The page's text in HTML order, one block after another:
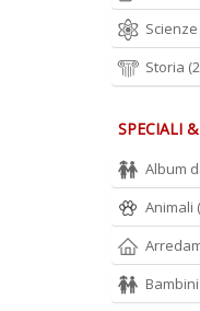
MOTORRAD N.2
Digitale
3.00 €
Scienze
Storia
SPECIALI
Album
Animali
Bambini